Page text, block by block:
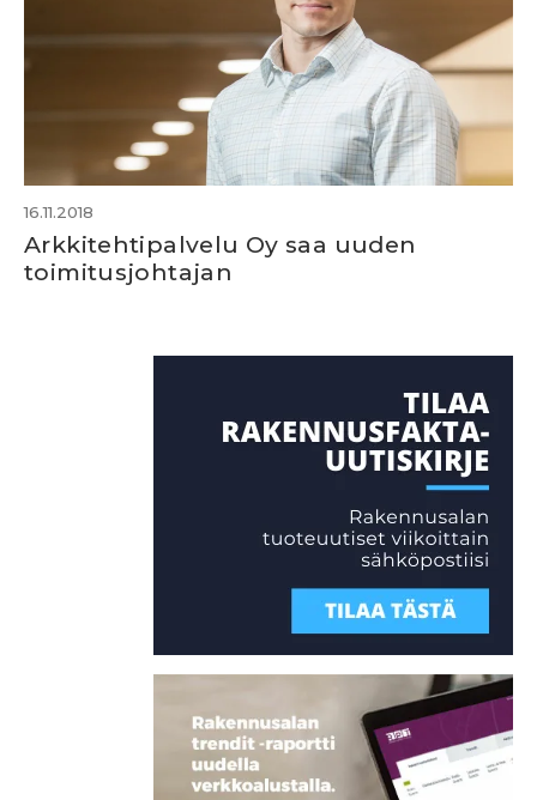
16.11.2018
Arkkitehtipalvelu Oy saa uuden
toimitusjohtajan